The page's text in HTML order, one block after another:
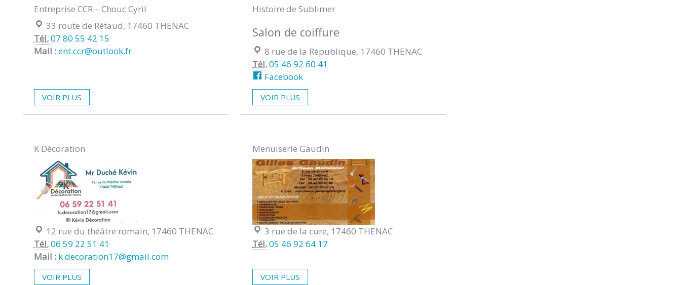
Entreprise CCR – Chouc Cyril
Localisation :
33 route de Rétaud, 17460 THENAC
Tél.07 80 55 42 15
Mail :ent.ccr@outlook.fr
VOIR PLUS
Histoire de Sublimer
Salon de coiffure
Localisation :
8 rue de la République, 17460 THENAC
Tél.05 46 92 60 41
Facebook
VOIR PLUS
K Décoration
Localisation :
12 rue du théâtre romain, 17460 THENAC
Tél.06 59 22 51 41
Mail : k.decoration17@gmail.com
VOIR PLUS
Menuiserie Gaudin
Localisation :
3 rue de la cure, 17460 THENAC
Tél.05 46 92 64 17
VOIR PLUS